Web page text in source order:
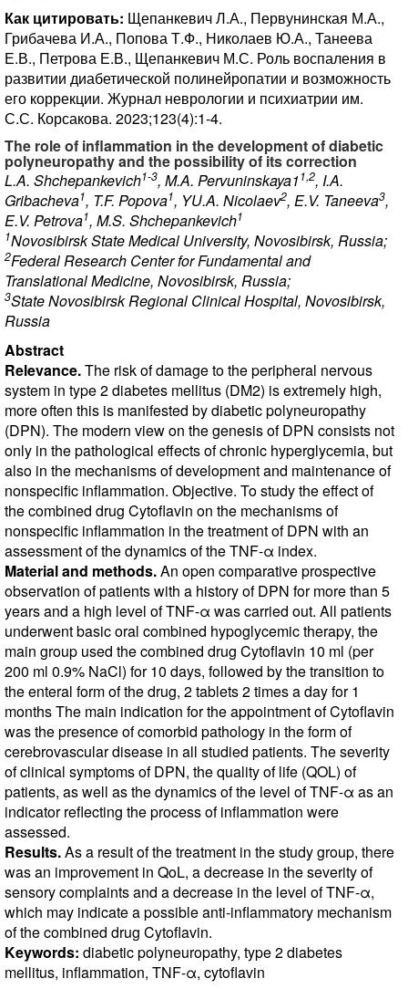
Как цитировать: Щепанкевич Л.А., Первунинская М.А.,
Грибачева И.А., Попова Т.Ф., Николаев Ю.А., Танеева
Е.В., Петрова Е.В., Щепанкевич М.С. Роль воспаления в
развитии диабетической полинейропатии и возможность
его коррекции. Журнал неврологии и психиатрии им.
С.С. Корсакова. 2023;123(4):1-4.
The role of inflammation in the development of diabetic
polyneuropathy and the possibility of its correction
L.A. Shchepankevich1-3, M.A. Pervuninskaya1 1,2, I.A.
Gribacheva1, T.F. Popova1, YU.A. Nicolaev2, E.V. Taneeva3,
E.V. Petrova1, M.S. Shchepankevich1
1Novosibirsk State Medical University, Novosibirsk, Russia;
2Federal Research Center for Fundamental and
Translational Medicine, Novosibirsk, Russia;
3State Novosibirsk Regional Clinical Hospital, Novosibirsk,
Russia
Abstract
Relevance.The risk of damage to the peripheral nervous
system in type 2 diabetes mellitus (DM2) is extremely high,
more often this is manifested by diabetic polyneuropathy
(DPN). The modern view on the genesis of DPN consists not
only in the pathological effects of chronic hyperglycemia, but
also in the mechanisms of development and maintenance of
nonspecific inflammation. Objective. To study the effect of
the combined drug Cytoflavin on the mechanisms of
nonspecific inflammation in the treatment of DPN with an
assessment of the dynamics of the TNF-α index.
Material and methods.An open comparative prospective
observation of patients with a history of DPN for more than 5
years and a high level of TNF-α was carried out. All patients
underwent basic oral combined hypoglycemic therapy, the
main group used the combined drug Cytoflavin 10 ml (per
200 ml 0.9% NaCl) for 10 days, followed by the transition to
the enteral form of the drug, 2 tablets 2 times a day for 1
months The main indication for the appointment of Cytoflavin
was the presence of comorbid pathology in the form of
cerebrovascular disease in all studied patients. The severity
of clinical symptoms of DPN, the quality of life (QOL) of
patients, as well as the dynamics of the level of TNF-α as an
indicator reflecting the process of inflammation were
assessed.
Results.As a result of the treatment in the study group, there
was an improvement in QoL, a decrease in the severity of
sensory complaints and a decrease in the level of TNF-α,
which may indicate a possible anti-inflammatory mechanism
of the combined drug Cytoflavin.
Keywords: diabetic polyneuropathy, type 2 diabetes
mellitus, inflammation, TNF-α, cytoflavin